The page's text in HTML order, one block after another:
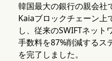
韓国最大の銀行の親会社
Kaiaブロックチェーン上
し、従来のSWIFTネット
手数料を87%削減するス
を完了しました。